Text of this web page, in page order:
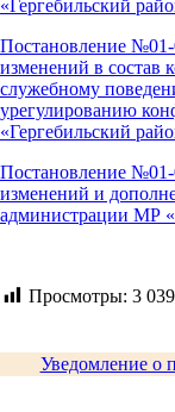
«Гергебильский
Постановление №01-
изменений в состав
служебному
урегулированию
«Гергебильский
Постановление №01-
изменений и
администрации МР
Просмотры: 3 039
Уведомление о